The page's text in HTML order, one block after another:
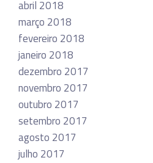
abril 2018
março 2018
fevereiro 2018
janeiro 2018
dezembro 2017
novembro 2017
outubro 2017
setembro 2017
agosto 2017
julho 2017